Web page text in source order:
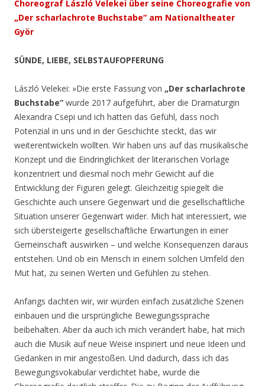
Choreograf László Velekei über seine Choreografie von
„Der scharlachrote Buchstabe“ am Nationaltheater
Györ
SÜNDE, LIEBE, SELBSTAUFOPFERUNG
László Velekei: »Die erste Fassung von „Der scharlachrote
Buchstabe“ wurde 2017 aufgeführt, aber die Dramaturgin
Alexandra Csepi und ich hatten das Gefühl, dass noch
Potenzial in uns und in der Geschichte steckt, das wir
weiterentwickeln wollten. Wir haben uns auf das musikalische
Konzept und die Eindringlichkeit der literarischen Vorlage
konzentriert und diesmal noch mehr Gewicht auf die
Entwicklung der Figuren gelegt. Gleichzeitig spiegelt die
Geschichte auch unsere Gegenwart und die gesellschaftliche
Situation unserer Gegenwart wider. Mich hat interessiert, wie
sich übersteigerte gesellschaftliche Erwartungen in einer
Gemeinschaft auswirken – und welche Konsequenzen daraus
entstehen. Und ob ein Mensch in einem solchen Umfeld den
Mut hat, zu seinen Werten und Gefühlen zu stehen.
Anfangs dachten wir, wir würden einfach zusätzliche Szenen
einbauen und die ursprüngliche Bewegungssprache
beibehalten. Aber da auch ich mich verändert habe, hat mich
auch die Musik auf neue Weise inspiriert und neue Ideen und
Gedanken in mir angestoßen. Und dadurch, dass ich das
Bewegungsvokabular verdichtet habe, wurde die